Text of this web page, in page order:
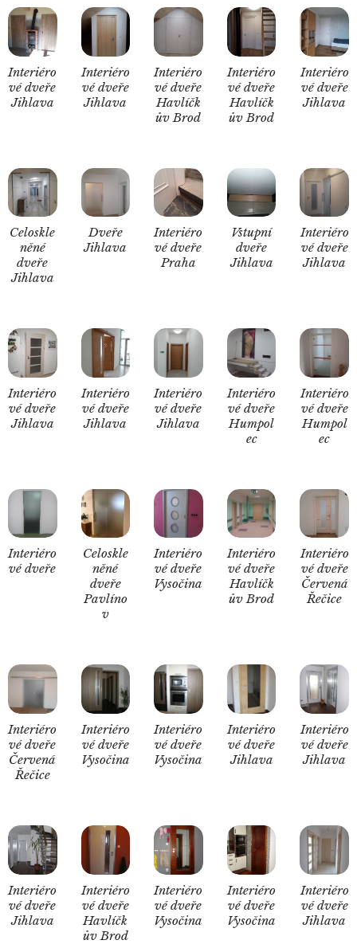
Interiéro
vé dveře
Jihlava
Interiéro
vé dveře
Jihlava
Interiéro
vé dveře
Havlíčk
ův Brod
Interiéro
vé dveře
Havlíčk
ův Brod
Interiéro
vé dveře
Jihlava
Celoskle
něné
dveře
Jihlava
Dveře
Jihlava
Interiéro
vé dveře
Praha
Vstupní
dveře
Jihlava
Interiéro
vé dveře
Jihlava
Interiéro
vé dveře
Jihlava
Interiéro
vé dveře
Jihlava
Interiéro
vé dveře
Jihlava
Interiéro
vé dveře
Humpol
ec
Interiéro
vé dveře
Humpol
ec
Interiéro
vé dveře
Celoskle
něné
dveře
Pavlíno
v
Interiéro
vé dveře
Vysočina
Interiéro
vé dveře
Havlíčk
ův Brod
Interiéro
vé dveře
Červená
Řečice
Interiéro
vé dveře
Červená
Řečice
Interiéro
vé dveře
Vysočina
Interiéro
vé dveře
Vysočina
Interiéro
vé dveře
Jihlava
Interiéro
vé dveře
Jihlava
Interiéro
vé dveře
Jihlava
Interiéro
vé dveře
Havlíčk
ův Brod
Interiéro
vé dveře
Vysočina
Interiéro
vé dveře
Vysočina
Interiéro
vé dveře
Jihlava